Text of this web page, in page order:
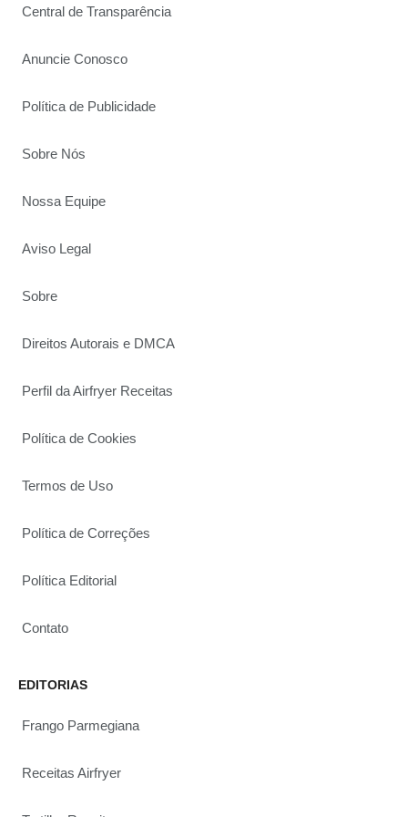
Central de Transparência
Anuncie Conosco
Política de Publicidade
Sobre Nós
Nossa Equipe
Aviso Legal
Sobre
Direitos Autorais e DMCA
Perfil da Airfryer Receitas
Política de Cookies
Termos de Uso
Política de Correções
Política Editorial
Contato
EDITORIAS
Frango Parmegiana
Receitas Airfryer